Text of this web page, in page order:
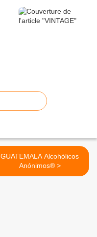
GUATEMALA Alcohólicos
Anónimos® >